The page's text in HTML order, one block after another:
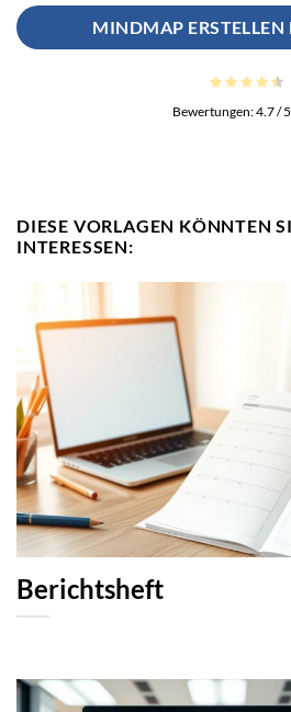
MINDMAP
Bewertungen:4.7/
DIESE VORLAGEN KÖNNTEN
INTERESSEN:
Berichtsheft